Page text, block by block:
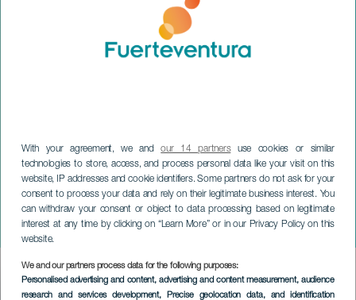
With your agreement, we andour 14 partnersuse cookies or similar
technologies to store, access, and process personal data like your visit on this
website, IP addresses and cookie identifiers. Some partners do not ask for your
consent to process your data and rely on their legitimate business interest. You
can withdraw your consent or object to data processing based on legitimate
interest at any time by clicking on “Learn More” or in our Privacy Policy on this
website.
We and our partners process data for the following purposes:
Personalised advertising and content, advertising and content measurement, audience
research and services development, Precise geolocation data, and identification
El Carmen-festiviteiten in
Puerto del Rosario
FUERTEVENTURA
Imagen
Listado